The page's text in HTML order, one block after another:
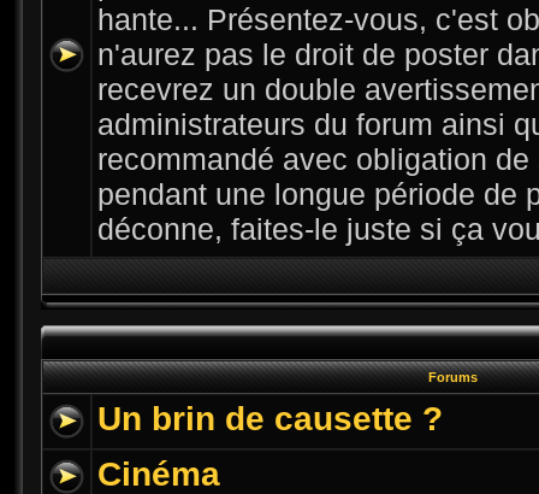
hante... Présentez-vous, c'est
n'aurez pas le droit de poster
recevrez un double
administrateurs du forum ainsi
recommandé avec obligation
pendant une longue période de
déconne, faites-le juste si ça
Forums
Un brin de causette ?
Cinéma